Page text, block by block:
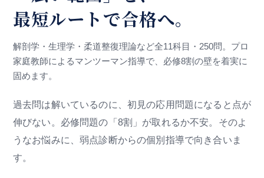
最短ルートで合格へ。
解剖学・生理学・柔道整復理論など全11科目・250問。プロ
家庭教師によるマンツーマン指導で、必修8割の壁を着実に
固めます。
過去問は解いているのに、初見の応用問題になると点が
伸びない。必修問題の「8割」が取れるか不安。そのよ
うなお悩みに、弱点診断からの個別指導で向き合いま
す。